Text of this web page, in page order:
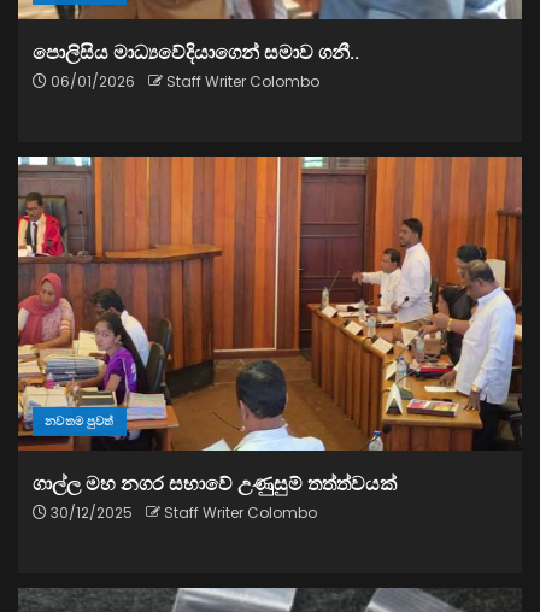
පොලිසිය මාධ්‍යවේදියාගෙන් සමාව ගනී..
06/01/2026 Staff Writer Colombo
නවතම පුවත්
ගාල්ල මහ නගර සභාවේ උණුසුම් තත්ත්වයක්
30/12/2025 Staff Writer Colombo